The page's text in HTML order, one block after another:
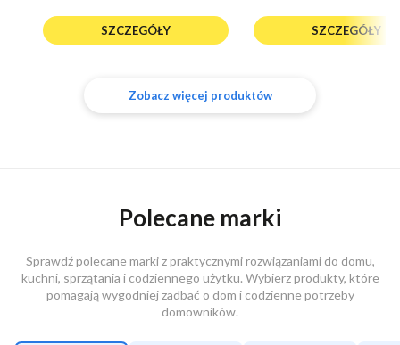
SZCZEGÓŁY SZCZEGÓŁY
Zobacz więcej produktów
Polecane marki
Sprawdź polecane marki z praktycznymi rozwiązaniami do domu,
kuchni, sprzątania i codziennego użytku. Wybierz produkty, które
pomagają wygodniej zadbać o dom i codzienne potrzeby
domowników.